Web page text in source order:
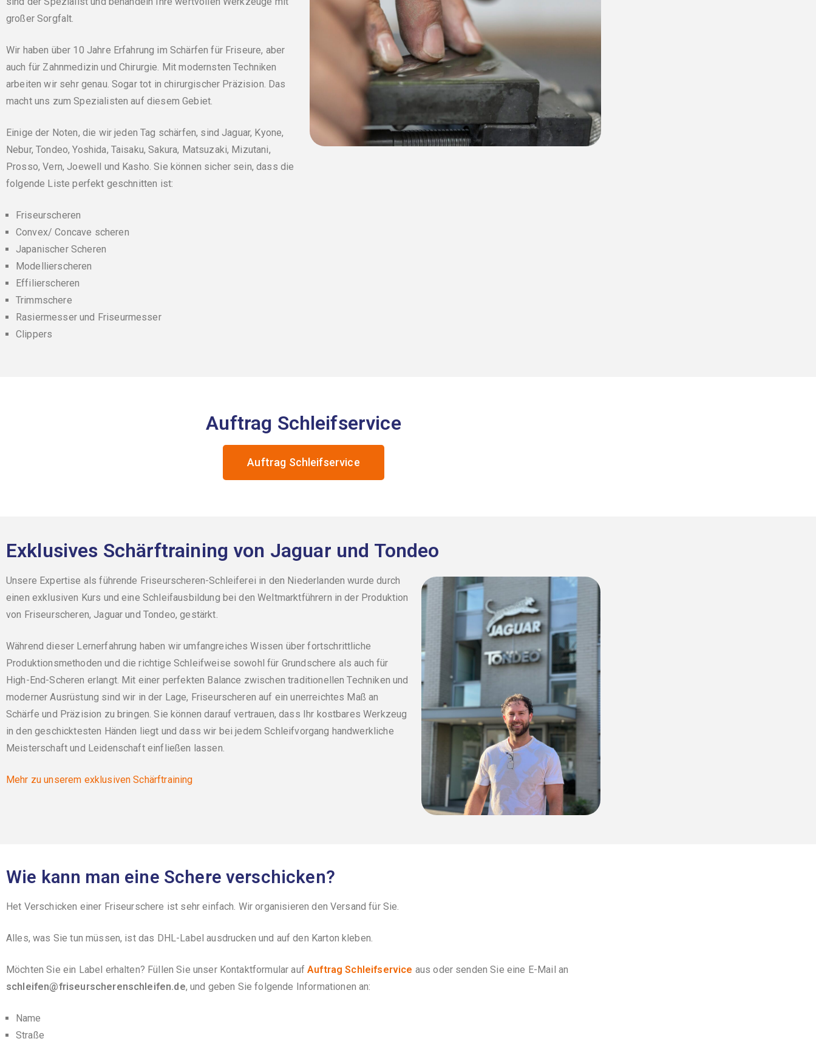
großer Sorgfalt.
Wir haben über 10 Jahre Erfahrung im Schärfen für Friseure, aber
auch für Zahnmedizin und Chirurgie. Mit modernsten Techniken
arbeiten wir sehr genau. Sogar tot in chirurgischer Präzision. Das
macht uns zum Spezialisten auf diesem Gebiet.
Einige der Noten, die wir jeden Tag schärfen, sind Jaguar, Kyone,
Nebur, Tondeo, Yoshida, Taisaku, Sakura, Matsuzaki, Mizutani,
Prosso, Vern, Joewell und Kasho. Sie können sicher sein, dass die
folgende Liste perfekt geschnitten ist:
Friseurscheren
Convex/ Concave scheren
Japanischer Scheren
Modellierscheren
Effilierscheren
Trimmschere
Rasiermesser und Friseurmesser
Clippers
Auftrag Schleifservice
Auftrag Schleifservice
Exklusives Schärftraining von Jaguar und Tondeo
Unsere Expertise als führende Friseurscheren-Schleiferei in den Niederlanden wurde durch
einen exklusiven Kurs und eine Schleifausbildung bei den Weltmarktführern in der Produktion
von Friseurscheren, Jaguar und Tondeo, gestärkt.
Während dieser Lernerfahrung haben wir umfangreiches Wissen über fortschrittliche
Produktionsmethoden und die richtige Schleifweise sowohl für Grundschere als auch für
High-End-Scheren erlangt. Mit einer perfekten Balance zwischen traditionellen Techniken und
moderner Ausrüstung sind wir in der Lage, Friseurscheren auf ein unerreichtes Maß an
Schärfe und Präzision zu bringen. Sie können darauf vertrauen, dass Ihr kostbares Werkzeug
in den geschicktesten Händen liegt und dass wir bei jedem Schleifvorgang handwerkliche
Meisterschaft und Leidenschaft einfließen lassen.
Mehr zu unserem exklusiven Schärftraining
Wie kann man eine Schere verschicken?
Het Verschicken einer Friseurschere ist sehr einfach. Wir organisieren den Versand für Sie.
Alles, was Sie tun müssen, ist das DHL-Label ausdrucken und auf den Karton kleben.
Möchten Sie ein Label erhalten? Füllen Sie unser Kontaktformular aufAuftrag Schleifservice aus oder senden Sie eine E-Mail an
schleifen@friseurscherenschleifen.de, und geben Sie folgende Informationen an:
Name
Straße